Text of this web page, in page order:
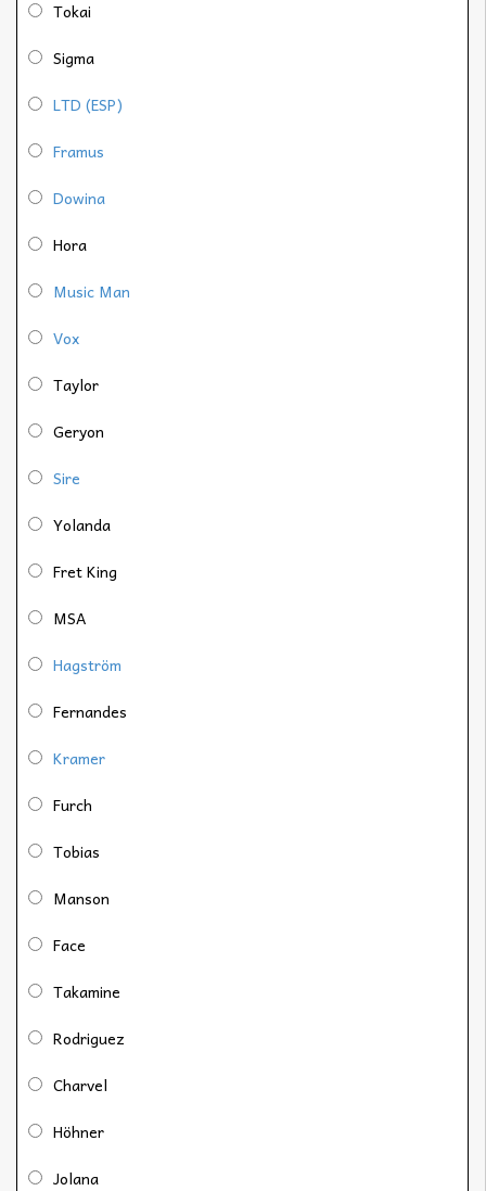
Tokai
Sigma
LTD (ESP)
Framus
Dowina
Hora
Music Man
Vox
Taylor
Geryon
Sire
Yolanda
Fret King
MSA
Hagström
Fernandes
Kramer
Furch
Tobias
Manson
Face
Takamine
Rodriguez
Charvel
Höhner
Jolana